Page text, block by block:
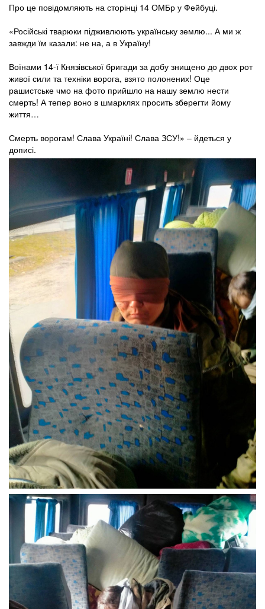
Про це повідомляють на сторінці 14 ОМБр у Фейбуці.
«Російські тварюки підживлюють українську землю... А ми ж
завжди їм казали: не на, а в Україну!
Воїнами 14-ї Князівської бригади за добу знищено до двох рот
живої сили та техніки ворога, взято полонених! Оце
рашистське чмо на фото прийшло на нашу землю нести
смерть! А тепер воно в шмарклях просить зберегти йому
життя…
Смерть ворогам! Слава Україні! Слава ЗСУ!» – йдеться у
дописі.